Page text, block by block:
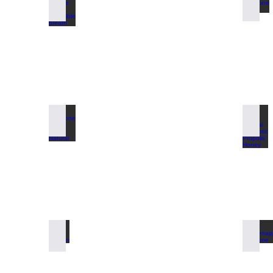
Alpha Pinene for incredible breath
Pinecone Stevia 100% Natural
Kids Vitamin